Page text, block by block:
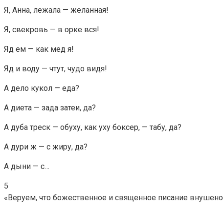
Я, Анна, лежала — желанная!
Я, свекровь — в орке вся!
Яд ем — как мед я!
Яд и воду — чтут, чудо видя!
А дело кукол — еда?
А диета — зада затеи, да?
А дуба треск — обуху, как уху боксер, — табу, да?
А дури ж — с жиру, да?
А дыни — с…
5
«Веруем, что божественное и священное писание внушено